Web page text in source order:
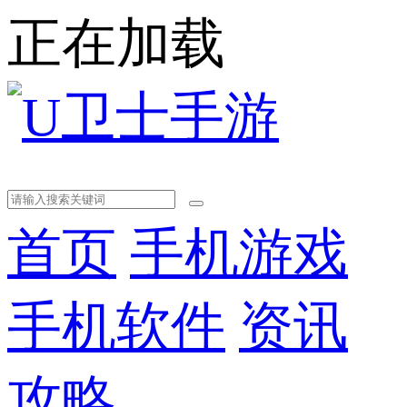
正在加载
首页 手机游戏
手机软件 资讯